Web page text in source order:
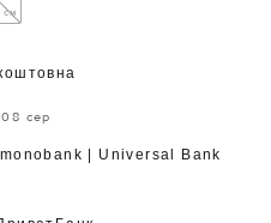
сер
| Universal Bank